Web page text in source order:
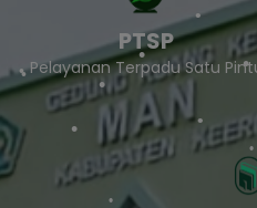
PTSP
Pelayanan Terpadu Satu